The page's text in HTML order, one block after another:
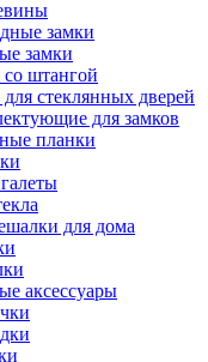
замки
замки
штангой
стеклянных дверей
для замков
планки
для дома
аксессуары